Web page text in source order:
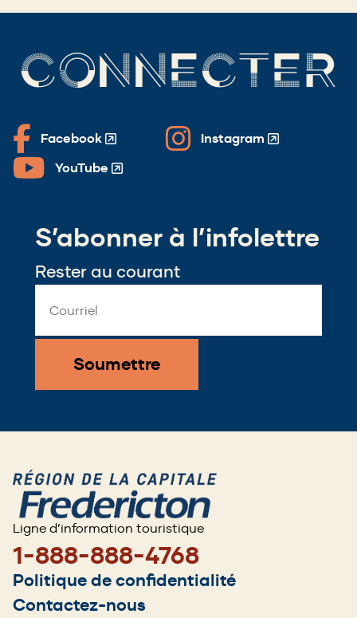
CONNECTER
Facebook
(Opens
in
window)
Instagram
(Opens
window)
YouTube
(Opens
newS’abonner à l’infolettre
Rester au courant
Address
*
Ligne d’information touristique
1-888-888-4768
Footer
menu
Politique de confidentialité
Contactez-nous